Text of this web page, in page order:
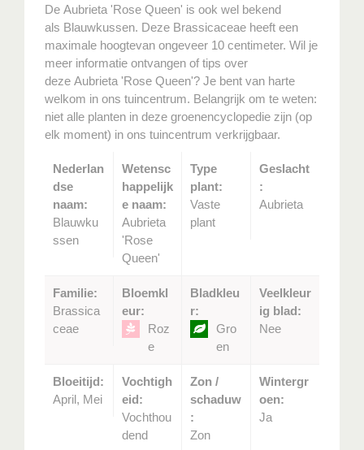
De Aubrieta 'Rose Queen' is ook wel bekend
als Blauwkussen. Deze Brassicaceae heeft een
maximale hoogtevan ongeveer 10 centimeter. Wil je
meer informatie ontvangen of tips over
deze Aubrieta 'Rose Queen'? Je bent van harte
welkom in ons tuincentrum. Belangrijk om te weten:
niet alle planten in deze groenencyclopedie zijn (op
elk moment) in ons tuincentrum verkrijgbaar.
Nederlan
dse
naam:
Blauwku
ssen
Wetensc
happelijk
e naam:
Aubrieta
'Rose
Queen'
Type
plant:
Vaste
plant
Geslacht
:
Aubrieta
Familie:
Brassica
ceae
Bloemkl
eur:
Roz
e
Bladkleu
r:
Gro
en
Veelkleur
ig blad:
Nee
Bloeitijd:
April, Mei
Vochtigh
eid:
Vochthou
dend
Zon /
schaduw
:
Zon
Wintergr
oen:
Ja